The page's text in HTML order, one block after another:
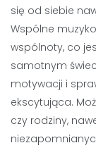
się od siebie
Wspólne
wspólnoty, co
samotnym
motywacji i
ekscytująca.
czy rodziny,